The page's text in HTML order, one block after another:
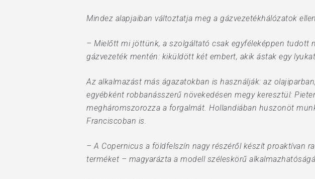
Mindez alapjaiban változtatja meg a gázvezetékhálózatok
– Mielőtt mi jöttünk, a szolgáltató csak egyféleképpen tudott
gázvezeték mentén: kiküldött két embert, akik ástak egy
Az alkalmazást más ágazatokban is használják: az
egyébként robbanásszerű növekedésen megy keresztül:
megháromszorozza a forgalmát. Hollandiában huszonöt
Franciscoban is.
– A Copernicus a földfelszín nagy részéről készít proaktívan
terméket – magyarázta a modell széleskörű